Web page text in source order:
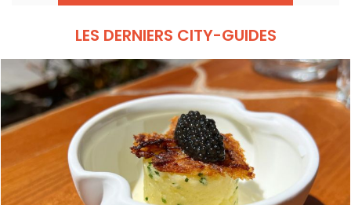
LES DERNIERS CITY-GUIDES